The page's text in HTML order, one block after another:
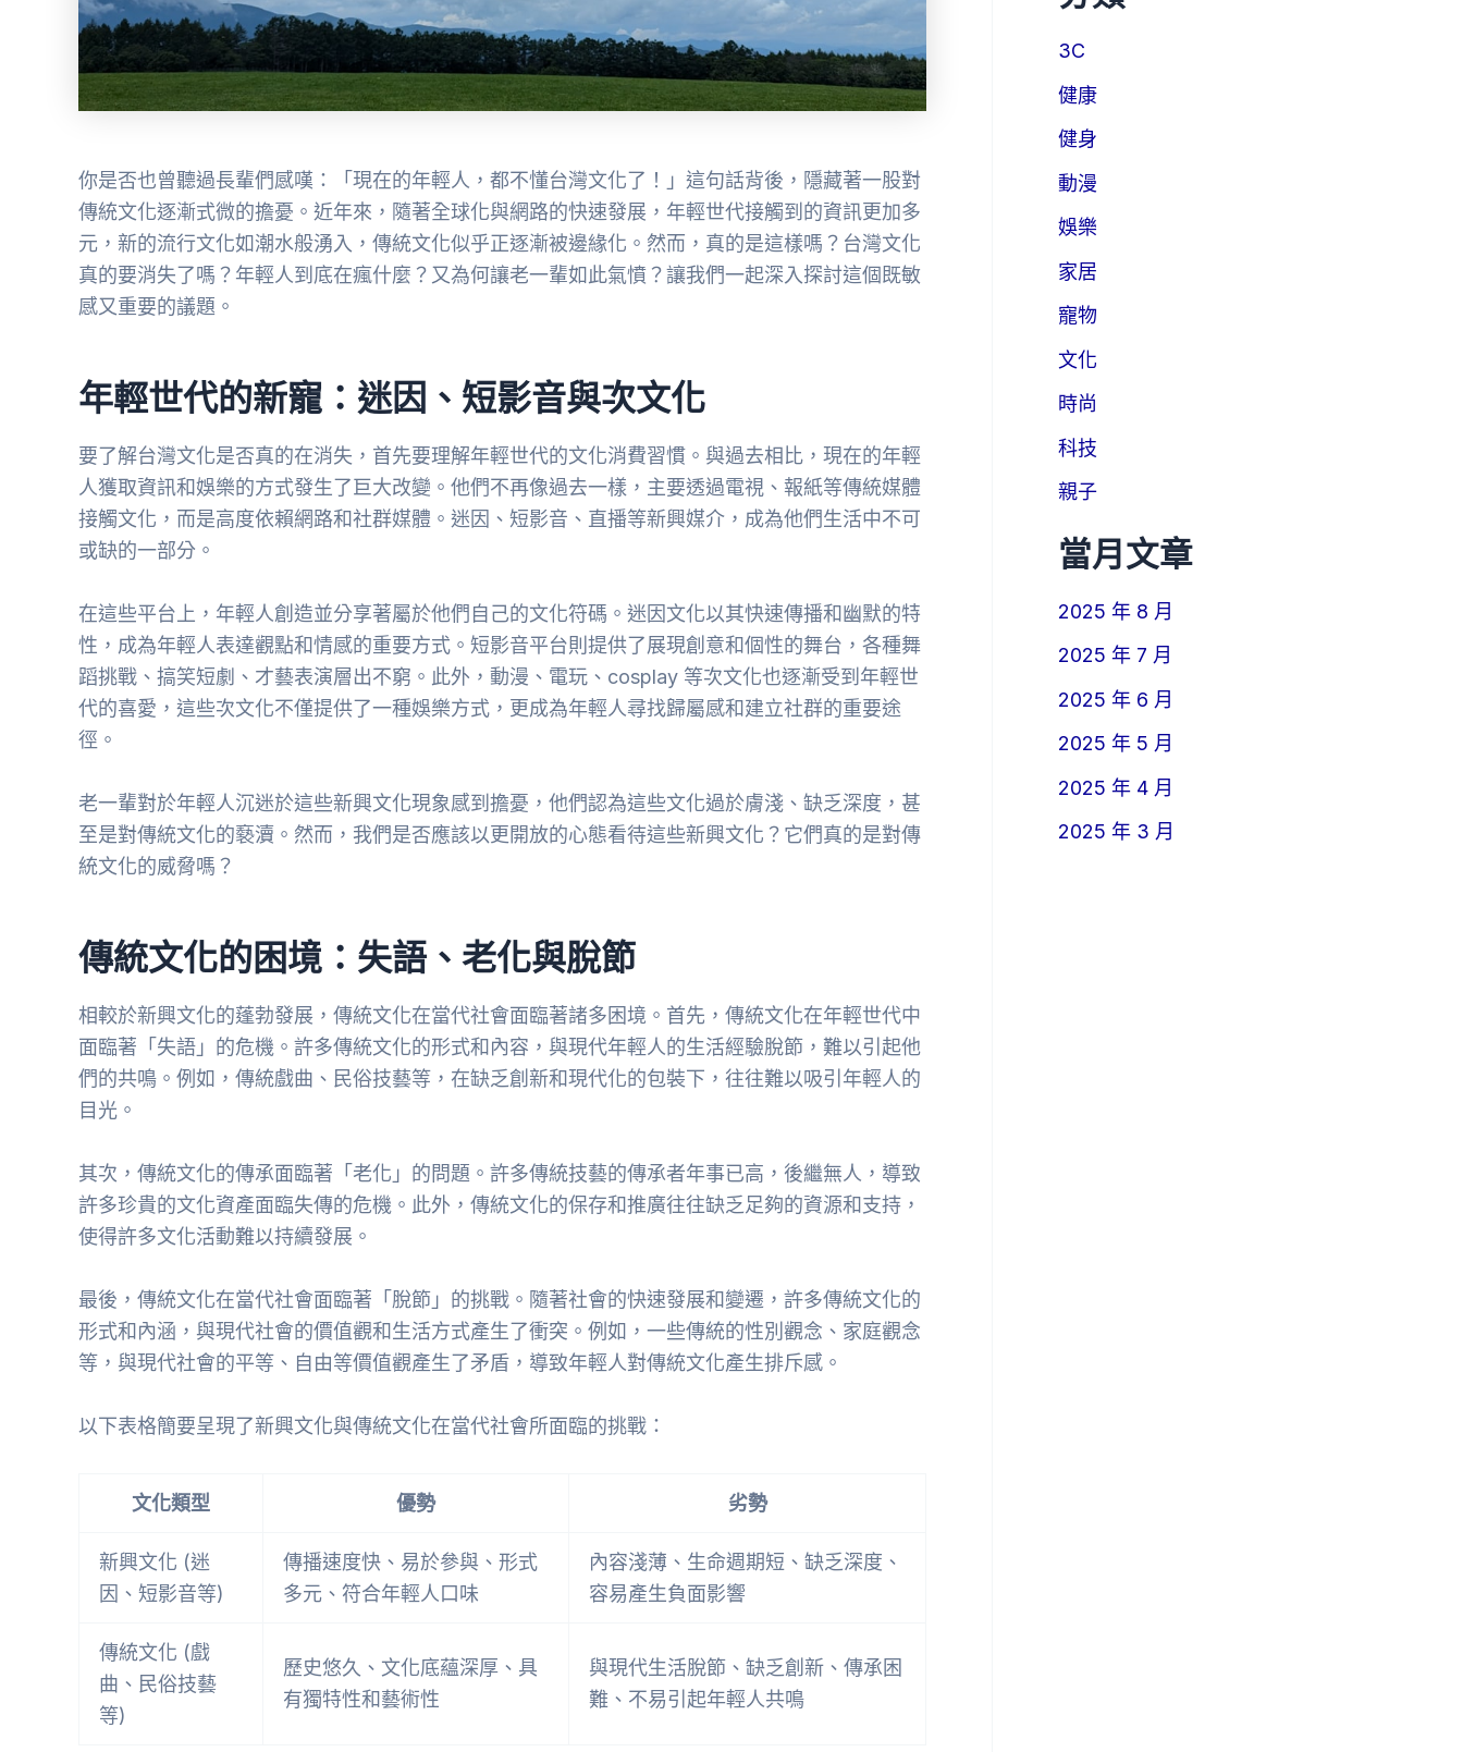
你是否也曾聽過長輩們感嘆：「現在的年輕人，都不懂台灣文化了！」這句話背後，隱藏著一股對
傳統文化逐漸式微的擔憂。近年來，隨著全球化與網路的快速發展，年輕世代接觸到的資訊更加多
元，新的流行文化如潮水般湧入，傳統文化似乎正逐漸被邊緣化。然而，真的是這樣嗎？台灣文化
真的要消失了嗎？年輕人到底在瘋什麼？又為何讓老一輩如此氣憤？讓我們一起深入探討這個既敏
感又重要的議題。
年輕世代的新寵：迷因、短影音與次文化
要了解台灣文化是否真的在消失，首先要理解年輕世代的文化消費習慣。與過去相比，現在的年輕
人獲取資訊和娛樂的方式發生了巨大改變。他們不再像過去一樣，主要透過電視、報紙等傳統媒體
接觸文化，而是高度依賴網路和社群媒體。迷因、短影音、直播等新興媒介，成為他們生活中不可
或缺的一部分。
在這些平台上，年輕人創造並分享著屬於他們自己的文化符碼。迷因文化以其快速傳播和幽默的特
性，成為年輕人表達觀點和情感的重要方式。短影音平台則提供了展現創意和個性的舞台，各種舞
蹈挑戰、搞笑短劇、才藝表演層出不窮。此外，動漫、電玩、cosplay 等次文化也逐漸受到年輕世
代的喜愛，這些次文化不僅提供了一種娛樂方式，更成為年輕人尋找歸屬感和建立社群的重要途
徑。
老一輩對於年輕人沉迷於這些新興文化現象感到擔憂，他們認為這些文化過於膚淺、缺乏深度，甚
至是對傳統文化的褻瀆。然而，我們是否應該以更開放的心態看待這些新興文化？它們真的是對傳
統文化的威脅嗎？
傳統文化的困境：失語、老化與脫節
相較於新興文化的蓬勃發展，傳統文化在當代社會面臨著諸多困境。首先，傳統文化在年輕世代中
面臨著「失語」的危機。許多傳統文化的形式和內容，與現代年輕人的生活經驗脫節，難以引起他
們的共鳴。例如，傳統戲曲、民俗技藝等，在缺乏創新和現代化的包裝下，往往難以吸引年輕人的
目光。
其次，傳統文化的傳承面臨著「老化」的問題。許多傳統技藝的傳承者年事已高，後繼無人，導致
許多珍貴的文化資產面臨失傳的危機。此外，傳統文化的保存和推廣往往缺乏足夠的資源和支持，
使得許多文化活動難以持續發展。
最後，傳統文化在當代社會面臨著「脫節」的挑戰。隨著社會的快速發展和變遷，許多傳統文化的
形式和內涵，與現代社會的價值觀和生活方式產生了衝突。例如，一些傳統的性別觀念、家庭觀念
等，與現代社會的平等、自由等價值觀產生了矛盾，導致年輕人對傳統文化產生排斥感。
以下表格簡要呈現了新興文化與傳統文化在當代社會所面臨的挑戰：
文化類型 優勢 劣勢
新興文化 (迷
因、短影音等)
傳播速度快、易於參與、形式
多元、符合年輕人口味
內容淺薄、生命週期短、缺乏深度、
容易產生負面影響
傳統文化 (戲
曲、民俗技藝
等)
歷史悠久、文化底蘊深厚、具
有獨特性和藝術性
與現代生活脫節、缺乏創新、傳承困
難、不易引起年輕人共鳴
3C
健康
健身
動漫
娛樂
家居
寵物
文化
時尚
科技
親子
當月文章
2025 年 8 月
2025 年 7 月
2025 年 6 月
2025 年 5 月
2025 年 4 月
2025 年 3 月